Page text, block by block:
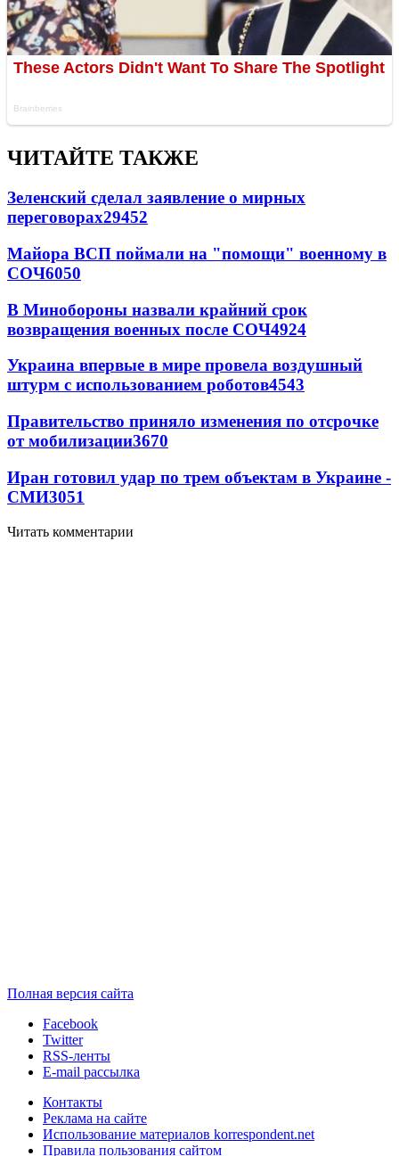
ЧИТАЙТЕ ТАКЖЕ
Зеленский сделал заявление о мирных
переговорах29452
Майора ВСП поймали на "помощи" военному в
СОЧ6050
В Минобороны назвали крайний срок
возвращения военных после СОЧ4924
Украина впервые в мире провела воздушный
штурм с использованием роботов4543
Правительство приняло изменения по отсрочке
от мобилизации3670
Иран готовил удар по трем объектам в Украине -
СМИ3051
Читать комментарии
Полная версия сайта
Facebook
Twitter
RSS-ленты
E-mail рассылка
Контакты
Реклама на сайте
Использование материалов korrespondent.net
Правила пользования сайтом